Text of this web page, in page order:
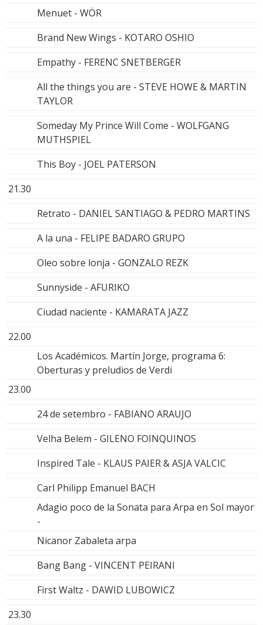
Menuet - WÖR
Brand New Wings - KOTARO OSHIO
Empathy - FERENC SNETBERGER
All the things you are - STEVE HOWE & MARTIN
TAYLOR
Someday My Prince Will Come - WOLFGANG
MUTHSPIEL
This Boy - JOEL PATERSON
21.30
Retrato - DANIEL SANTIAGO & PEDRO MARTINS
A la una - FELIPE BADARO GRUPO
Oleo sobre lonja - GONZALO REZK
Sunnyside - AFURIKO
Ciudad naciente - KAMARATA JAZZ
22.00
Los Académicos. Martín Jorge, programa 6:
Oberturas y preludios de Verdi
23.00
24 de setembro - FABIANO ARAUJO
Velha Belem - GILENO FOINQUINOS
Inspired Tale - KLAUS PAIER & ASJA VALCIC
Carl Philipp Emanuel BACH
Adagio poco de la Sonata para Arpa en Sol mayor
-
Nicanor Zabaleta arpa
Bang Bang - VINCENT PEIRANI
First Waltz - DAWID LUBOWICZ
23.30